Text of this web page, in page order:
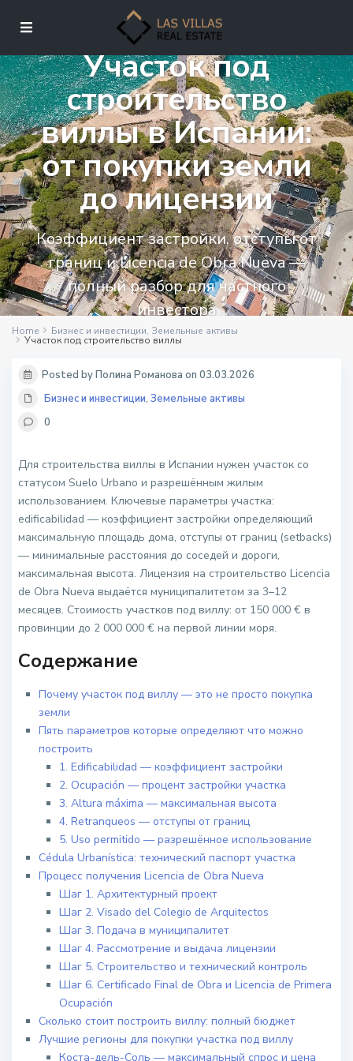
Участок под
строительство
виллы в Испании:
от покупки земли
до лицензии
Коэффициент застройки, отступы от
границ и Licencia de Obra Nueva —
полный разбор для частного
инвестора
Home Бизнес и инвестиции, Земельные активы
Участок под строительство виллы
Posted by Полина Романова on 03.03.2026
Бизнес и инвестиции,Земельные активы
0
Для строительства виллы в Испании нужен участок со
статусом Suelo Urbano и разрешённым жилым
использованием. Ключевые параметры участка:
edificabilidad — коэффициент застройки определяющий
максимальную площадь дома, отступы от границ (setbacks)
— минимальные расстояния до соседей и дороги,
максимальная высота. Лицензия на строительство Licencia
de Obra Nueva выдаётся муниципалитетом за 3–12
месяцев. Стоимость участков под виллу: от 150 000 € в
провинции до 2 000 000 € на первой линии моря.
Содержание
Почему участок под виллу — это не просто покупка
земли
Пять параметров которые определяют что можно
построить
1. Edificabilidad — коэффициент застройки
2. Ocupación — процент застройки участка
3. Altura máxima — максимальная высота
4. Retranqueos — отступы от границ
5. Uso permitido — разрешённое использование
Cédula Urbanística: технический паспорт участка
Процесс получения Licencia de Obra Nueva
Шаг 1. Архитектурный проект
Шаг 2. Visado del Colegio de Arquitectos
Шаг 3. Подача в муниципалитет
Шаг 4. Рассмотрение и выдача лицензии
Шаг 5. Строительство и технический контроль
Шаг 6. Certificado Final de Obra и Licencia de Primera
Ocupación
Сколько стоит построить виллу: полный бюджет
Лучшие регионы для покупки участка под виллу
Коста-дель-Соль — максимальный спрос и цена